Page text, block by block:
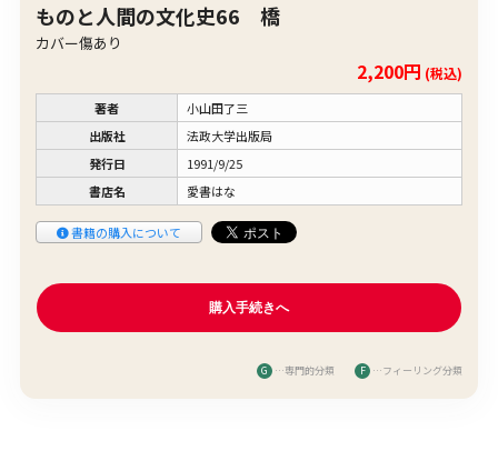
ものと人間の文化史66 橋
カバー傷あり
2,200円 (税込)
著者
小山田了三
出版社
法政大学出版局
発行日
1991/9/25
書店名
愛書はな
書籍の購入について
G …専門的分類 F …フィーリング分類